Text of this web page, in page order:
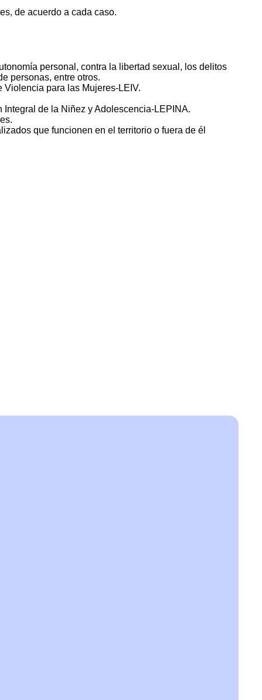
de acuerdo a cada caso.
personal, contra la libertad sexual, los delitos
personas, entre otros.
para las Mujeres-LEIV.
de la Niñez y Adolescencia-LEPINA.
que funcionen en el territorio o fuera de él